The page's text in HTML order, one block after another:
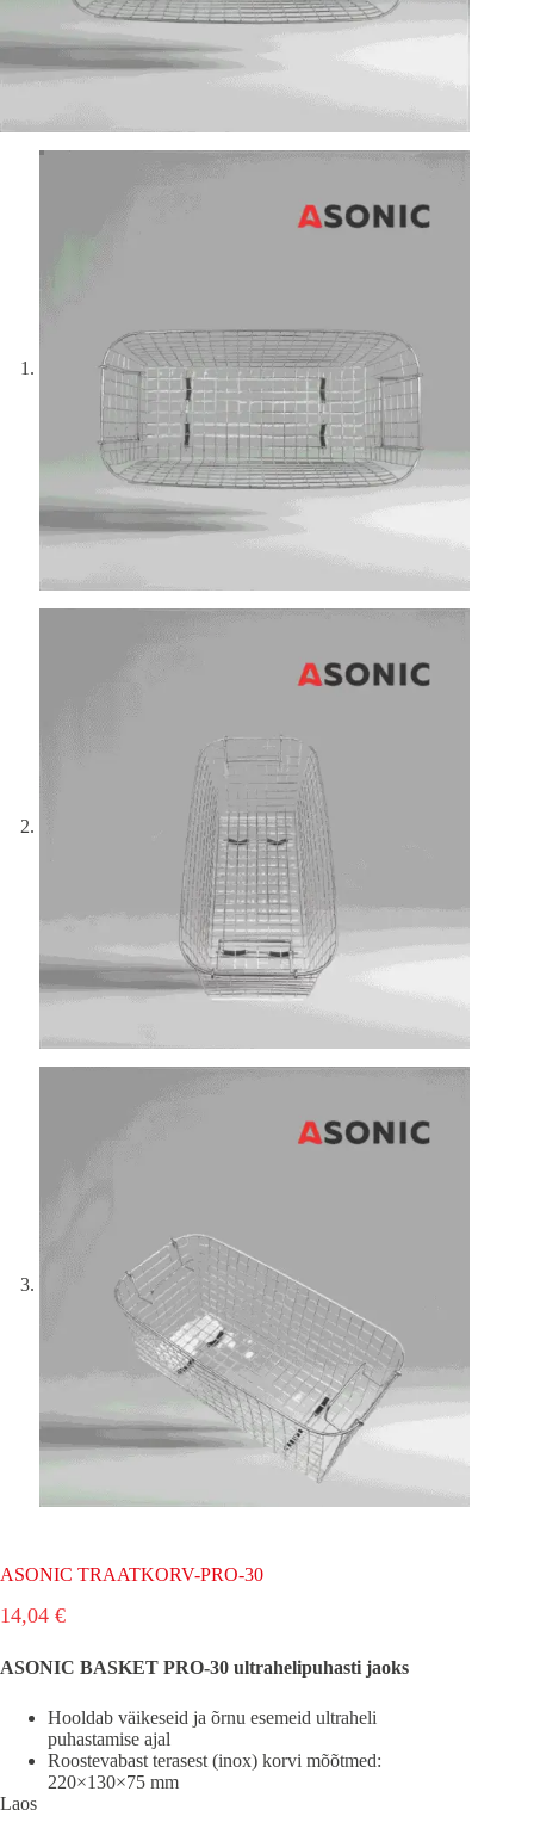
ASONIC TRAATKORV-PRO-30
14,04 €
ASONIC BASKET PRO-30 ultrahelipuhasti jaoks
Hooldab väikeseid ja õrnu esemeid ultraheli
puhastamise ajal
Roostevabast terasest (inox) korvi mõõtmed:
220×130×75 mm
Laos